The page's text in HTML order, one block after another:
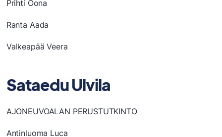
Prihti Oona
Ranta Aada
Valkeapää Veera
Sataedu Ulvila
AJONEUVOALAN PERUSTUTKINTO
Antinluoma Luca